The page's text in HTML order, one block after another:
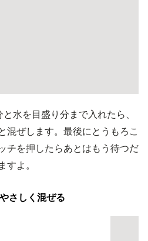
水を目盛り分まで入れたら、
混ぜします。最後にとうもろこ
チを押したらあとはもう待つだ
すよ。
さしく混ぜる